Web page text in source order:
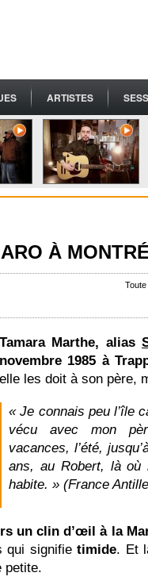
ARTISTES
À
Tamara Marthe, alias
novembre 1985 à
elle les doit à son père,
« Je connais peu l’île
vécu avec mon
vacances, l’été,
ans, au Robert, là où
habite. » (France
un clin d’œil à la
qui signifietimide. Et
petite.